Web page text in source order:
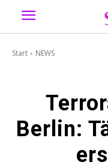
Start NEWS
Berlin: